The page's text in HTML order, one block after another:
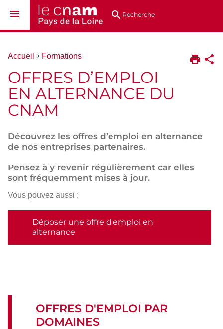
au
directsRecherche
Vous
ici :
Accueil Formations
OFFRES D’EMPLOI
EN ALTERNANCE DU
CNAM
Découvrez les offres d’emploi en alternance
de nos entreprises partenaires.
Pensez à y revenir régulièrement car elles
sont fréquemment mises à jour.
Vous pouvez aussi :
Déposer une offre d'emploi en
alternance
OFFRES D'EMPLOI PAR
DOMAINES